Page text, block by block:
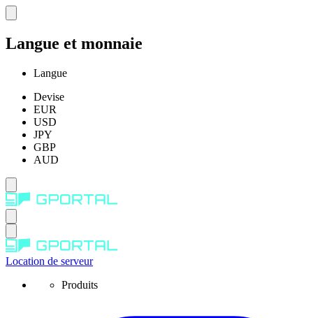
Langue et monnaie
Langue
Devise
EUR
USD
JPY
GBP
AUD
Location de serveur
Produits